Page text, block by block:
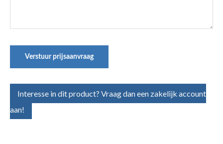
Verstuur prijsaanvraag
Interesse in dit product? Vraag dan een zakelijk account
aan!